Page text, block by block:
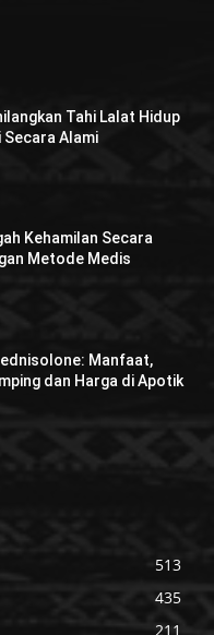
Tahi Lalat Hidup
Secara Alami
Kehamilan Secara
Metode Medis
Manfaat,
dan Harga di Apotik
513
435
211